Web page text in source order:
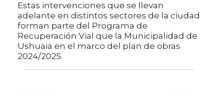
Estas intervenciones que se llevan
adelante en distintos sectores de la ciudad
forman parte del Programa de
Recuperación Vial que la Municipalidad de
Ushuaia en el marco del plan de obras
2024/2025.